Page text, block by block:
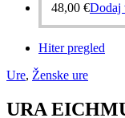
48,00 €Dodaj
Hiter pregled
Ure, Ženske ure
URA